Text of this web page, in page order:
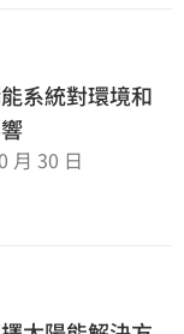
系統對環境和
月 30 日